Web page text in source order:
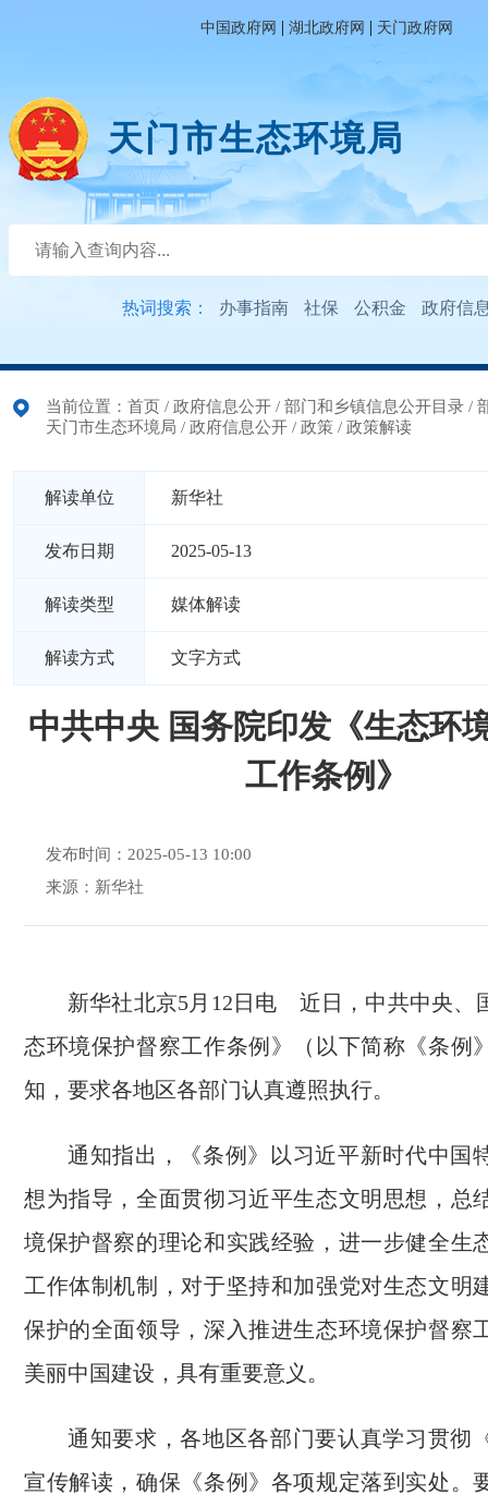
中国政府网 | 湖北政府网 | 天门政府网
天门市生态环境局
热词搜索： 办事指南 社保 公积金 政府信
当前位置： 首页 / 政府信息公开 / 部门和乡镇信息公开目录 /
天门市生态环境局 / 政府信息公开 / 政策 / 政策解读
解读单位 新华社
发布日期 2025-05-13
解读类型 媒体解读
解读方式 文字方式
中共中央 国务院印发《生态环
工作条例》
发布时间：2025-05-13 10:00
来源：新华社
新华社北京5月12日电 近日，中共中央、
态环境保护督察工作条例》（以下简称《条例
知，要求各地区各部门认真遵照执行。
通知指出，《条例》以习近平新时代中国
想为指导，全面贯彻习近平生态文明思想，总
境保护督察的理论和实践经验，进一步健全生
工作体制机制，对于坚持和加强党对生态文明
保护的全面领导，深入推进生态环境保护督察
美丽中国建设，具有重要意义。
通知要求，各地区各部门要认真学习贯彻
宣传解读，确保《条例》各项规定落到实处。